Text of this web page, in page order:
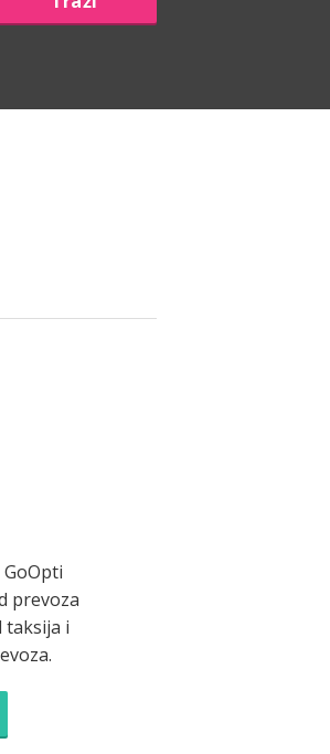
prevoza
taksija i